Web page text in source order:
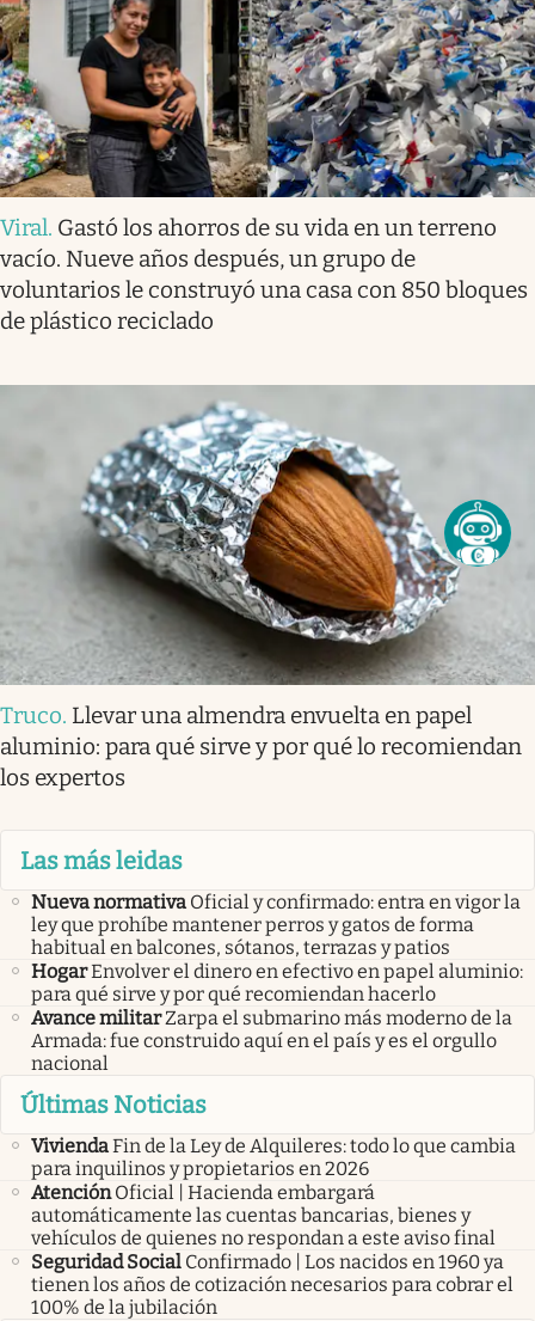
Viral. Gastó los ahorros de su vida en un terreno
vacío. Nueve años después, un grupo de
voluntarios le construyó una casa con 850 bloques
de plástico reciclado
Truco. Llevar una almendra envuelta en papel
aluminio: para qué sirve y por qué lo recomiendan
los expertos
Las más leidas
Nueva normativa Oficial y confirmado: entra en vigor la
ley que prohíbe mantener perros y gatos de forma
habitual en balcones, sótanos, terrazas y patios
HogarEnvolver el dinero en efectivo en papel aluminio:
para qué sirve y por qué recomiendan hacerlo
Avance militarZarpa el submarino más moderno de la
Armada: fue construido aquí en el país y es el orgullo
nacional
Últimas Noticias
ViviendaFin de la Ley de Alquileres: todo lo que cambia
para inquilinos y propietarios en 2026
Atención Oficial | Hacienda embargará
automáticamente las cuentas bancarias, bienes y
vehículos de quienes no respondan a este aviso final
Seguridad Social Confirmado | Los nacidos en 1960 ya
tienen los años de cotización necesarios para cobrar el
100% de la jubilación